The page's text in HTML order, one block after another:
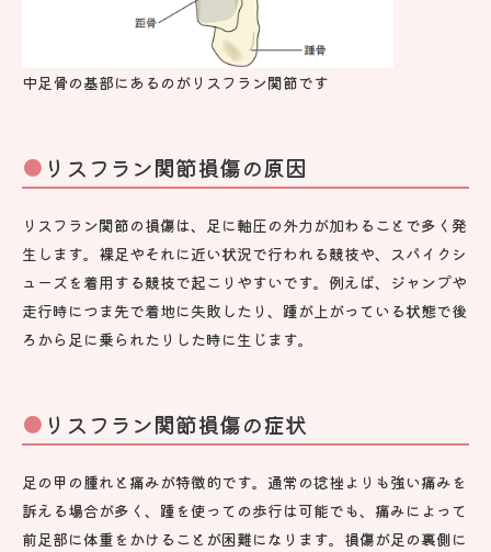
中足骨の基部にあるのがリスフラン関節です
リスフラン関節損傷の原因
リスフラン関節の損傷は、足に軸圧の外力が加わることで多く発
生します。裸足やそれに近い状況で行われる競技や、スパイクシ
ューズを着用する競技で起こりやすいです。例えば、ジャンプや
走行時につま先で着地に失敗したり、踵が上がっている状態で後
ろから足に乗られたりした時に生じます。
リスフラン関節損傷の症状
足の甲の腫れと痛みが特徴的です。通常の捻挫よりも強い痛みを
訴える場合が多く、踵を使っての歩行は可能でも、痛みによって
前足部に体重をかけることが困難になります。損傷が足の裏側に